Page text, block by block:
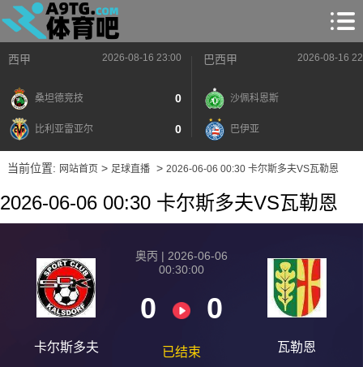
西甲 2026-08-16 23:00
桑坦德竞技 0
比利亚雷亚尔 0
巴西甲 2026-08-16
沙佩科恩斯
巴伊亚
当前位置: 网站首页> 足球直播> 2026-06-06 00:30 卡尔斯多夫VS瓦勒恩
2026-06-06 00:30 卡尔斯多夫VS瓦勒恩
卡尔斯多夫
奥丙 | 2026-06-06
00:30:00
0 0
已结束 瓦勒恩